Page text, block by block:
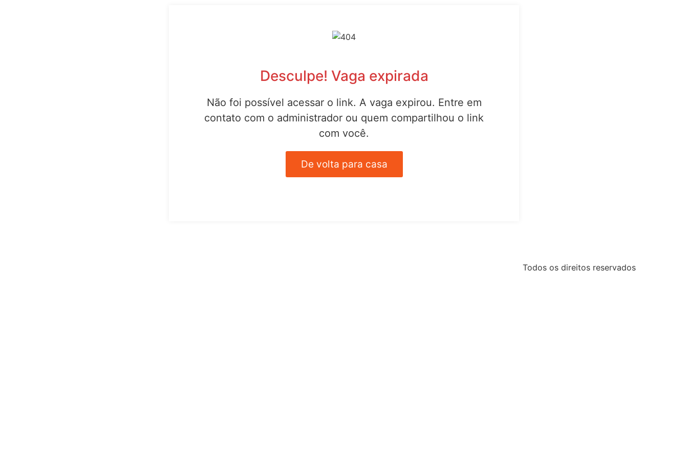
Desculpe! Vaga expirada
Não foi possível acessar o link. A vaga expirou. Entre em
contato com o administrador ou quem compartilhou o link
com você.
De volta para casa
Todos os direitos reservados